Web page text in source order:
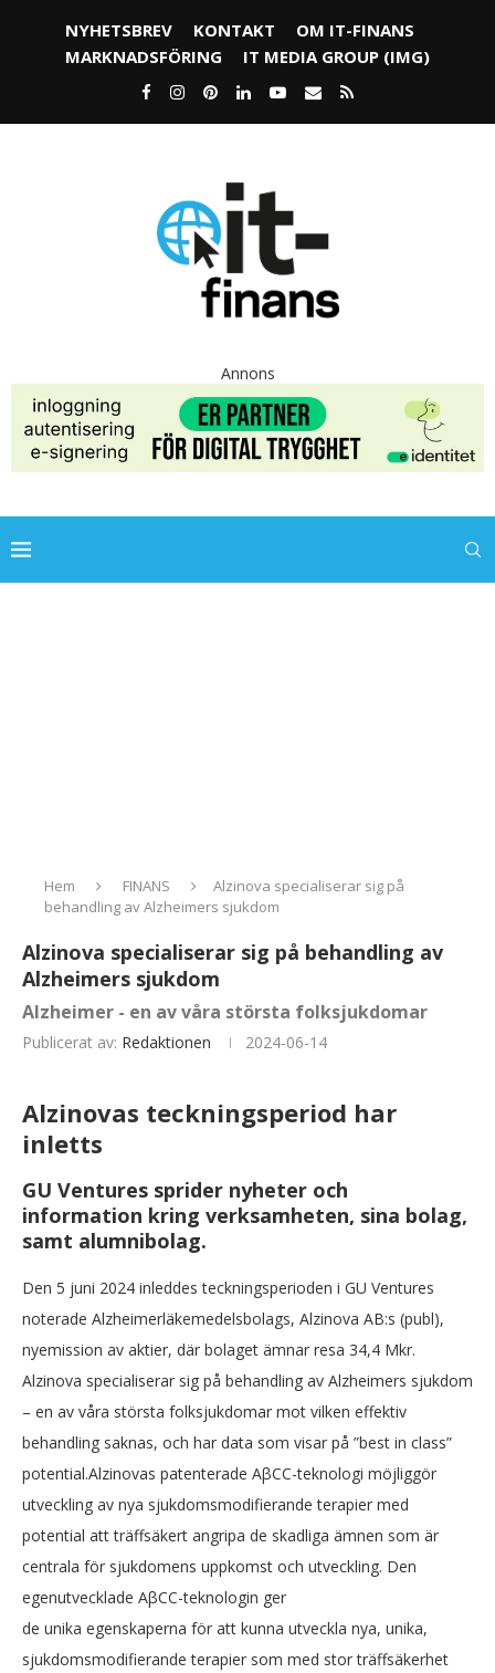
NYHETSBREV KONTAKT
OM IT-FINANS
MARKNADSFÖRING
IT MEDIA GROUP (IMG)
Annons
Hem FINANS
Alzinova specialiserar sig på
behandling av Alzheimers sjukdom
Alzinova specialiserar sig på behandling av
Alzheimers sjukdom
Alzheimer - en av våra största folksjukdomar
Publicerat av: Redaktionen 2024-06-14
Alzinovas teckningsperiod har
inletts
GU Ventures sprider nyheter och
information kring verksamheten, sina bolag,
samt alumnibolag.
Den 5 juni 2024 inleddes teckningsperioden i GU Ventures
noterade Alzheimerläkemedelsbolags, Alzinova AB:s (publ),
nyemission av aktier, där bolaget ämnar resa 34,4 Mkr.
Alzinova specialiserar sig på behandling av Alzheimers sjukdom
– en av våra största folksjukdomar mot vilken effektiv
behandling saknas, och har data som visar på ”best in class”
potential.Alzinovas patenterade AβCC-teknologi möjliggör
utveckling av nya sjukdomsmodifierande terapier med
potential att träffsäkert angripa de skadliga ämnen som är
centrala för sjukdomens uppkomst och utveckling. Den
egenutvecklade AβCC-teknologin ger
de unika egenskaperna för att kunna utveckla nya, unika,
sjukdomsmodifierande terapier som med stor träffsäkerhet